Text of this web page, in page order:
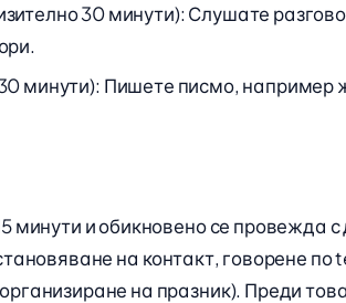
30 минути): Слушате
минути): Пишете писмо, например
минути и обикновено се провежда с
на контакт, говорене по
на празник). Преди